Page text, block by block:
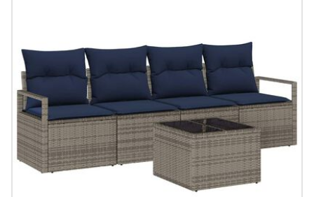
#sharemevidaxl